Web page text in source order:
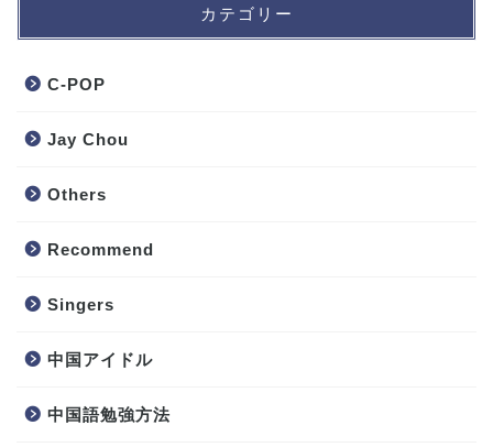
カテゴリー
C-POP
Jay Chou
Others
Recommend
Singers
中国アイドル
中国語勉強方法